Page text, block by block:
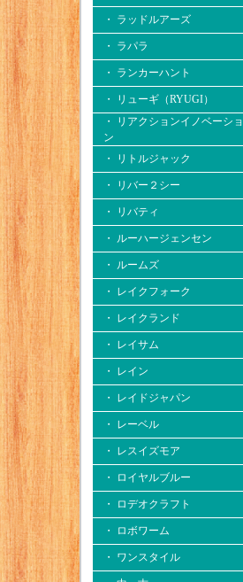
・ ラッドルアーズ
・ ラパラ
・ ランカーハント
・ リューギ（RYUGI）
・ リアクションイノベーショ
ン
・ リトルジャック
・ リバー２シー
・ リバティ
・ ルーハージェンセン
・ ルームズ
・ レイクフォーク
・ レイクランド
・ レイサム
・ レイン
・ レイドジャパン
・ レーベル
・ レスイズモア
・ ロイヤルブルー
・ ロデオクラフト
・ ロボワーム
・ ワンスタイル